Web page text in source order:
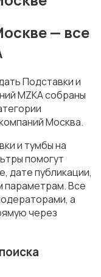
— все
Подставки и
MZKA собраны
Москва.
и тумбы на
помогут
дате публикации,
параметрам. Все
а
через